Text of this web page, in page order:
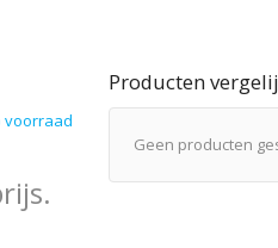
voorraad
Producten
Geen producten